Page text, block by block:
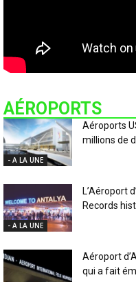
AÉROPORTS
- A LA UNE
Aéroports
millions de
- A LA UNE
L’Aéroport
Records
Aéroport
qui a fait